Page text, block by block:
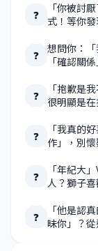
❓
「你被討
式！等你
❓ 想問你：
「確認關
❓
「抱歉是
很明顯是
❓
「我真的
作」，別
❓
「年紀大
人？獅子
❓
「他是認
昧你」？從